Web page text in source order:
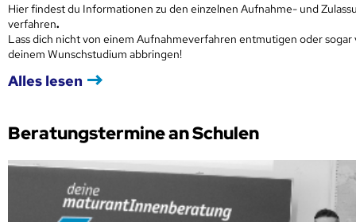
Hier findest du Informationen zu den einzelnen Aufnahme- und
verfahren.
Lass dich nicht von einem Aufnahmeverfahren entmutigen oder sogar
deinem Wunschstudium abbringen!
Alles lesen
Beratungstermine an Schulen